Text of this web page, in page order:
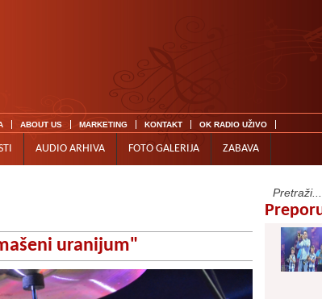
ABOUT US MARKETING KONTAKT OK RADIO UŽIVO
AUDIO ARHIVA FOTO GALERIJA ZABAVA
uranijum"